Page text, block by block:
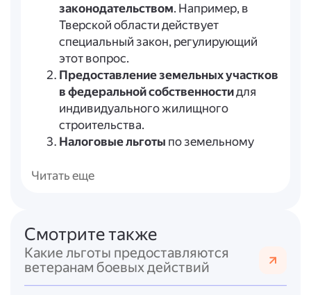
законодательством. Например, в
Тверской области действует
специальный закон, регулирующий
этот вопрос.
Предоставление земельных участков
в федеральной собственностидля
индивидуального жилищного
строительства.
Налоговые льготы по земельному
усыновлённые), статус устанавливается
бессрочно, но меры поддержки действуют
до достижения старшим ребёнком 18 лет
или 23 лет при очном обучении.
Читать еще
Смотрите также
Какие льготы предоставляются
ветеранам боевых действий